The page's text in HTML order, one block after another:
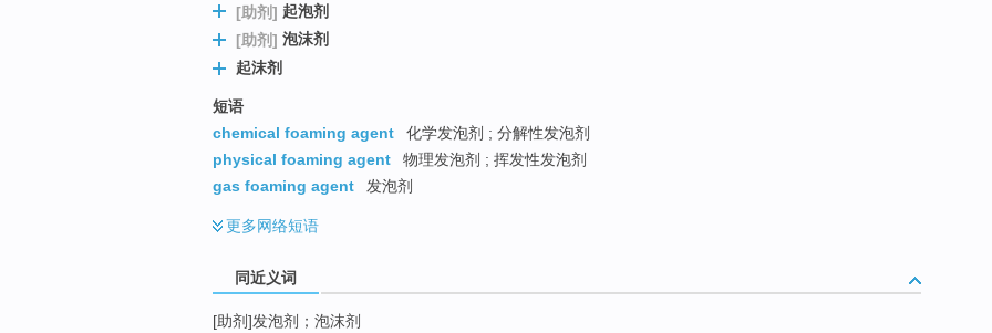
[助剂] 起泡剂
[助剂] 泡沫剂
起沫剂
短语
chemical foaming agent
化学发泡剂 ; 分解性发泡剂
physical foaming agent
物理发泡剂 ; 挥发性发泡剂
gas foaming agent
发泡剂
更多网络短语
同近义词
[助剂]发泡剂；泡沫剂